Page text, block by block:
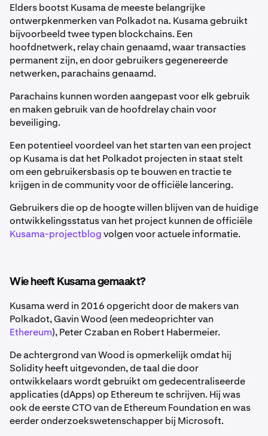
Elders bootst Kusama de meeste belangrijke
ontwerpkenmerken van Polkadot na. Kusama gebruikt
bijvoorbeeld twee typen blockchains. Een
hoofdnetwerk, relay chain genaamd, waar transacties
permanent zijn, en door gebruikers gegenereerde
netwerken, parachains genaamd.
Parachains kunnen worden aangepast voor elk gebruik
en maken gebruik van de hoofdrelay chain voor
beveiliging.
Een potentieel voordeel van het starten van een project
op Kusama is dat het Polkadot projecten in staat stelt
om een gebruikersbasis op te bouwen en tractie te
krijgen in de community voor de officiële lancering.
Gebruikers die op de hoogte willen blijven van de huidige
ontwikkelingsstatus van het project kunnen de officiële
Kusama-projectblogvolgen voor actuele informatie.
Wie heeft Kusama gemaakt?
Kusama werd in 2016 opgericht door de makers van
Polkadot, Gavin Wood (een medeoprichter van
Ethereum), Peter Czaban en Robert Habermeier.
De achtergrond van Wood is opmerkelijk omdat hij
Solidity heeft uitgevonden, de taal die door
ontwikkelaars wordt gebruikt om gedecentraliseerde
applicaties (dApps) op Ethereum te schrijven. Hij was
ook de eerste CTO van de Ethereum Foundation en was
eerder onderzoekswetenschapper bij Microsoft.